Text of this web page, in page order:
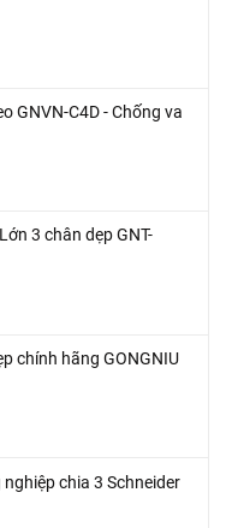
GNVN-C4D - Chống va
3 chân dẹp GNT-
chính hãng GONGNIU
chia 3 Schneider